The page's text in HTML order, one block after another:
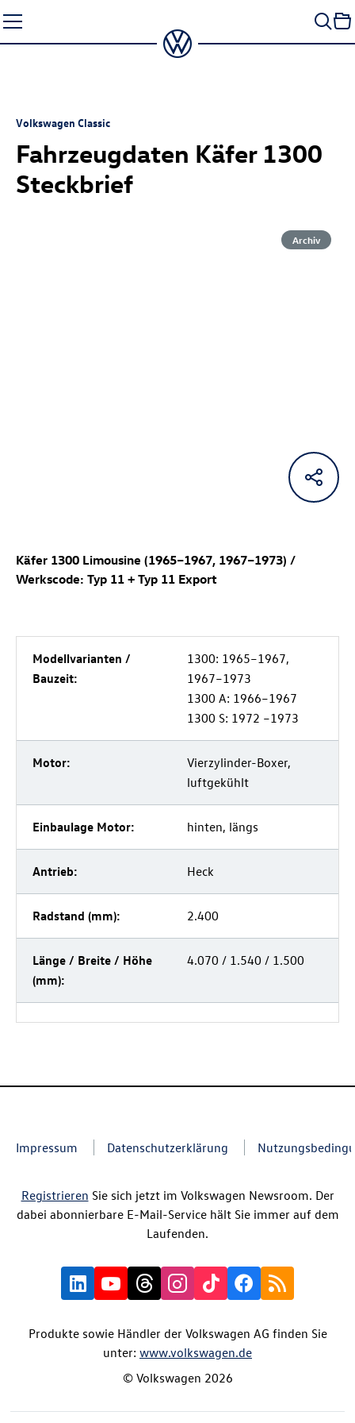
Seiteninhalt
springen
Volkswagen Classic
Fahrzeugdaten Käfer 1300
Steckbrief
Archiv
Käfer 1300 Limousine (1965–1967, 1967–1973) /
Werkscode: Typ 11 + Typ 11 Export
Modellvarianten /
Bauzeit:
1300: 1965–1967,
1967–1973
1300 A: 1966–1967
1300 S: 1972 –1973
Motor:
Vierzylinder-Boxer,
luftgekühlt
Einbaulage Motor: hinten, längs
Antrieb: Heck
Radstand (mm): 2.400
Länge / Breite / Höhe
(mm):
4.070 / 1.540 / 1.500
Impressum Datenschutzerklärung
Registrieren Sie sich jetzt im Volkswagen Newsroom. Der
dabei abonnierbare E-Mail-Service hält Sie immer auf dem
Laufenden.
Produkte sowie Händler der Volkswagen AG finden Sie
unter: www.volkswagen.de
© Volkswagen 2026